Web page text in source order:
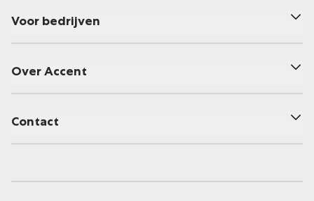
Voor bedrijven
Over Accent
Contact